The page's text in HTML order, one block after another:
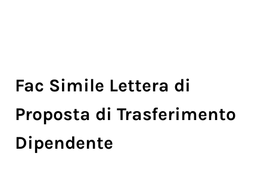
Fac Simile Lettera di
Proposta di Trasferimento
Dipendente